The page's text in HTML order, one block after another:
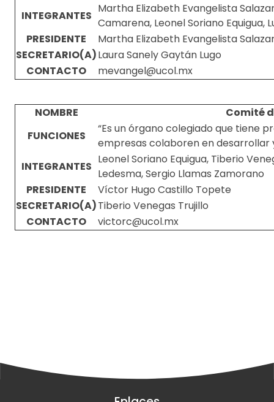
INTEGRANTES
Martha Elizabeth Evangelista
Camarena, Leonel Soriano Equigua,
PRESIDENTE
Martha Elizabeth Evangelista
SECRETARIO(A)Laura Sanely Gaytán Lugo
CONTACTO
mevangel@ucol.mx
NOMBRE
Comité
FUNCIONES
“Es un órgano colegiado que tiene
empresas colaboren en desarrollar
INTEGRANTES
Leonel Soriano Equigua, Tiberio
Ledesma, Sergio Llamas Zamorano
PRESIDENTE
Víctor Hugo Castillo Topete
SECRETARIO(A)Tiberio Venegas Trujillo
CONTACTO
victorc@ucol.mx